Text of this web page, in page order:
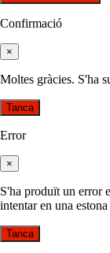
Confirmació
×
Moltes gràcies. S'ha
Tanca
Error
×
S'ha produït un error
intentar en una
Tanca